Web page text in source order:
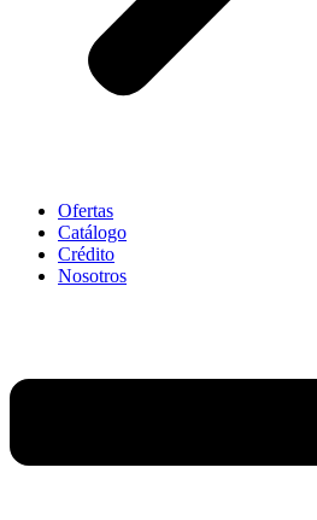
Ofertas
Catálogo
Crédito
Nosotros